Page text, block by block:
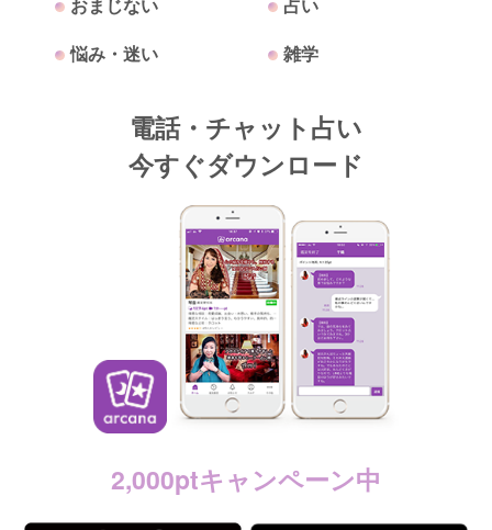
おまじない
占い
悩み・迷い
雑学
電話・チャット占い
今すぐダウンロード
2,000ptキャンペーン中